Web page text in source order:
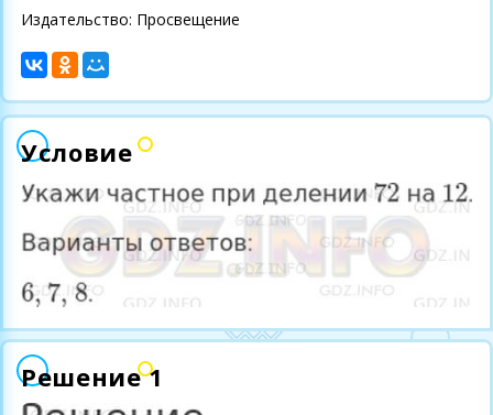
Издательство: Просвещение
Условие
Решение 1